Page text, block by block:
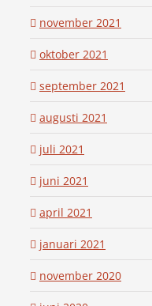
november 2021
oktober 2021
september 2021
augusti 2021
juli 2021
juni 2021
april 2021
januari 2021
november 2020